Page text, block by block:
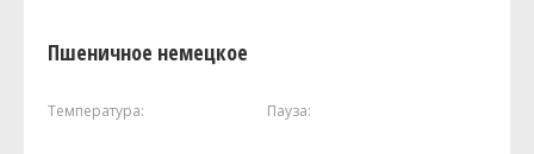
Пшеничное немецкое
Температура: Пауза: